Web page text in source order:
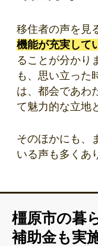
移住者の声を見
機能が充実して
ることが分かり
も、思い立った
は、都会であわ
て魅力的な立地
そのほかにも、
いる声も多くあ
橿原市の暮
補助金も実